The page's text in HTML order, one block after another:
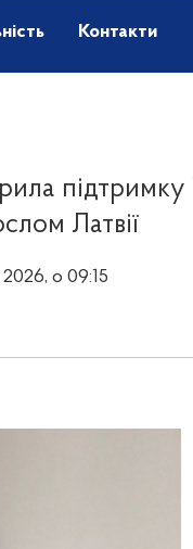
Контакти
підтримку
Латвії
о 09:15